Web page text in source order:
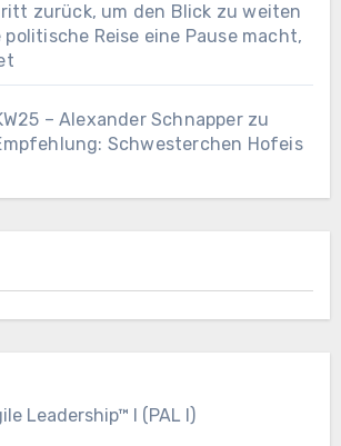
zurück, um den Blick zu weiten
politische Reise eine Pause macht,
– Alexander Schnapperzu
Schwesterchen Hofeis
Leadership™ I (PAL I)